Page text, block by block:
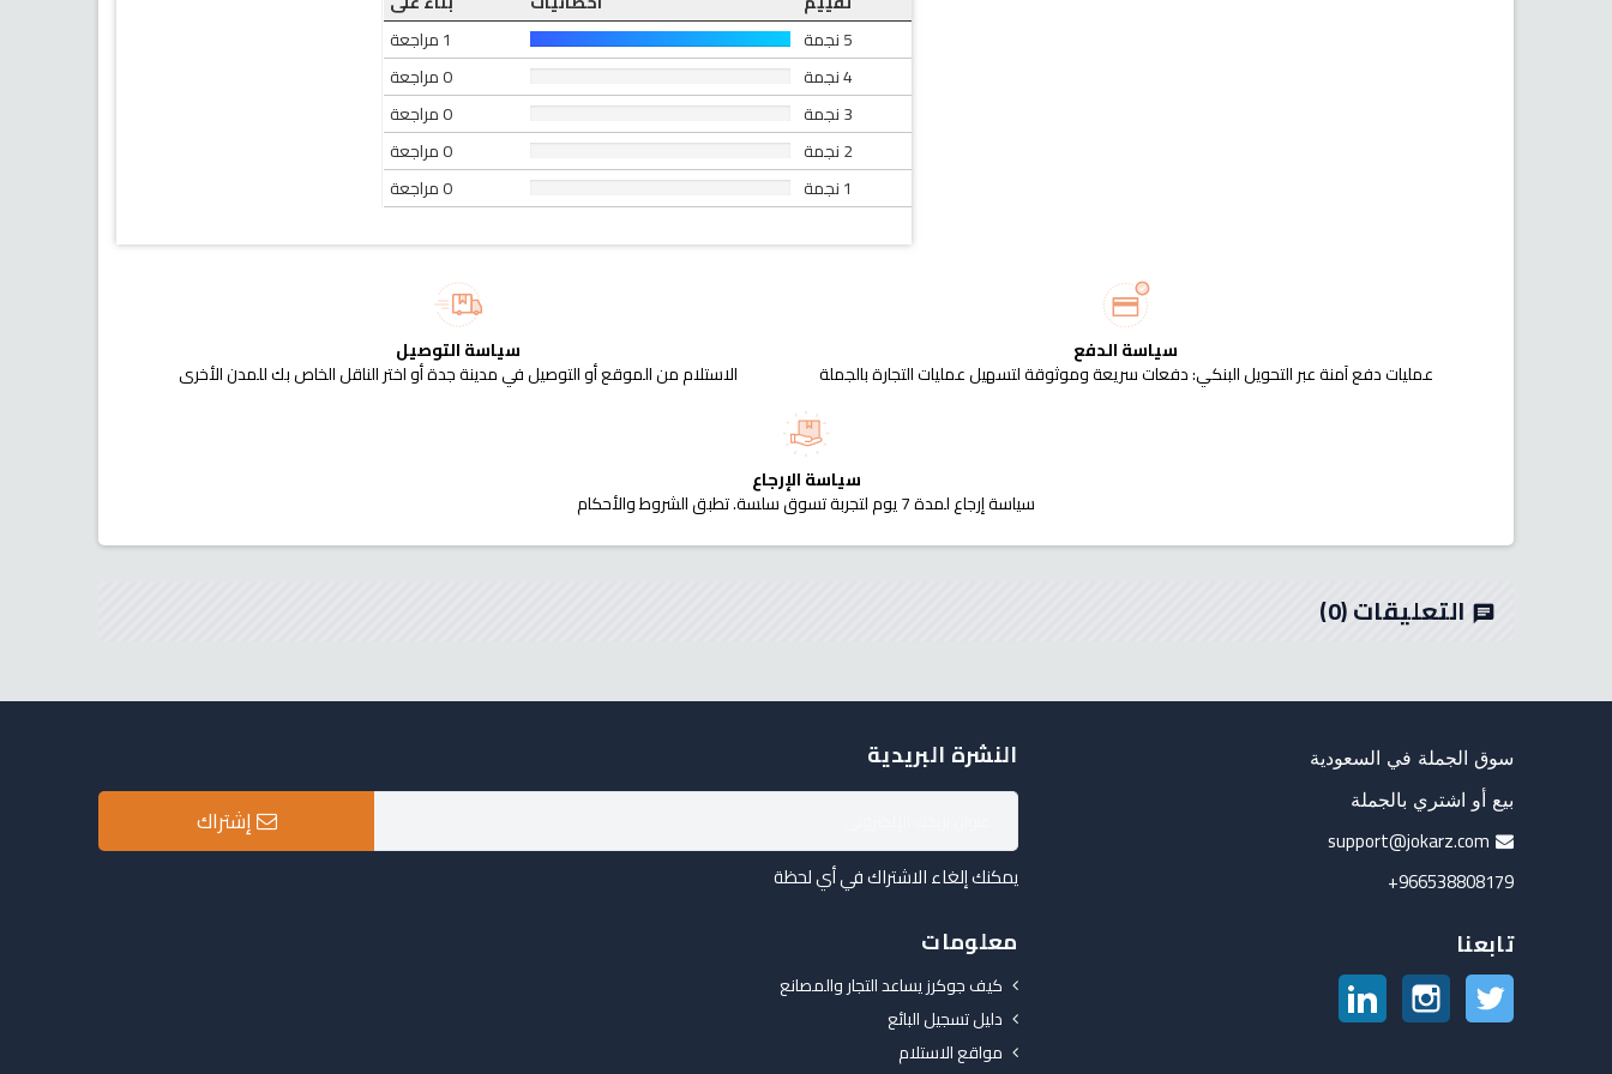
5 نجمة
1 مراجعة
4 نجمة
0 مراجعة
3 نجمة
0 مراجعة
2 نجمة
0 مراجعة
1 نجمة
0 مراجعة
سياسة الدفع
عمليات دفع آمنة عبر التحويل البنكي: دفعات سريعة وموثوقة لتسهيل عمليات التجارة بالجملة
سياسة التوصيل
الاستلام من الموقع أو التوصيل في مدينة جدة أو اختر الناقل الخاص بك للمدن الأخرى
سياسة الإرجاع
سياسة إرجاع لمدة 7 يوم لتجربة تسوق سلسة. تطبق الشروط والأحكام
chat التعليقات(0)
سوق الجملة في السعودية
بيع أو اشتري بالجملة
support@jokarz.com
966538808179+
تابعنا
تويتر انستغرام
النشرة البريدية
إشتراك
يمكنك إلغاء الاشتراك في أي لحظة
معلومات
كيف جوكرز يساعد التجار والمصانع
دليل تسجيل البائع
مواقع الاستلام